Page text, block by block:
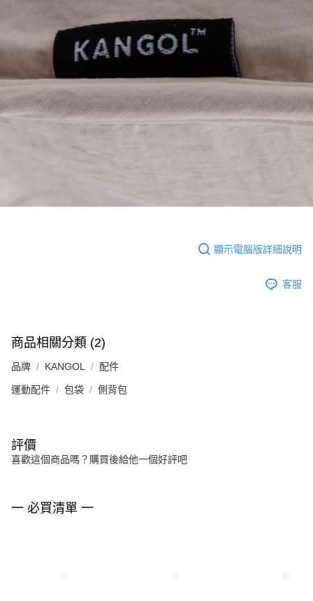
顯示電腦版詳細說明
客服
商品相關分類 (2)
品牌 KANGOL 配件
運動配件 包袋 側背包
評價
喜歡這個商品嗎？購買後給他一個好評吧
一 必買清單 一